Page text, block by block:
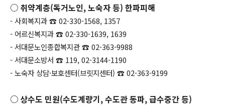
○ 취약계층(독거노인, 노숙자 등) 한파피해
- 사회복지과 ☎ 02-330-1568, 1357
- 어르신복지과 ☎ 02-330-1639, 1639
- 서대문노인종합복지관 ☎ 02-363-9988
- 서대문소방서 ☎ 119, 02-3144-1190
- 노숙자 상담·보호센터(브릿지센터) ☎ 02-363-9199
○ 상수도 민원(수도계량기, 수도관 동파, 급수중간 등)